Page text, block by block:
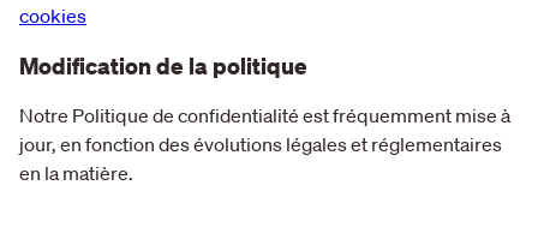
cookies
Modification de la politique
Notre Politique de confidentialité est fréquemment mise à
jour, en fonction des évolutions légales et réglementaires
en la matière.